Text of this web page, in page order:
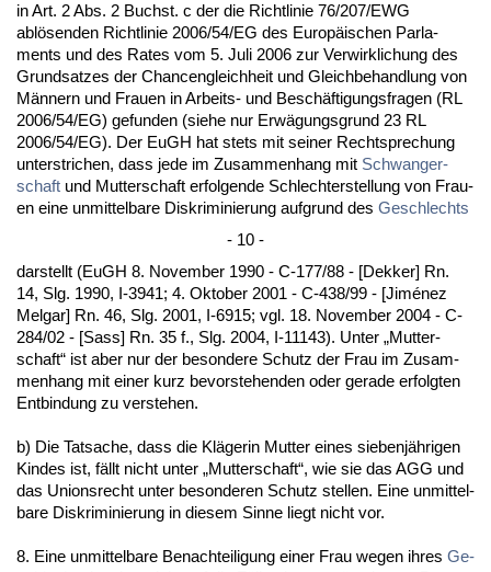
in Art. 2 Abs. 2 Buchst. c der die Richt­li­nie 76/207/EWG
ablösen­den Richt­li­nie 2006/54/EG des Eu­ropäischen Par­la­
ments und des Ra­tes vom 5. Ju­li 2006 zur Ver­wirk­li­chung des
Grund­sat­zes der Chan­cen­gleich­heit und Gleich­be­hand­lung von
Männern und Frau­en in Ar­beits- und Beschäfti­gungs­fra­gen (RL
2006/54/EG) ge­fun­den (sie­he nur Erwägungs­grund 23 RL
2006/54/EG). Der EuGH hat stets mit sei­ner Recht­spre­chung
un­ter­stri­chen, dass je­de im Zu­sam­men­hang mit Schwan­ger­
schaft und Mut­ter­schaft er­fol­gen­de Schlech­ter­stel­lung von Frau­
en ei­ne un­mit­tel­ba­re Dis­kri­mi­nie­rung auf­grund des Ge­schlechts
- 10 -
dar­stellt (EuGH 8. No­vem­ber 1990 - C-177/88 - [Dek­ker] Rn.
14, Slg. 1990, I-3941; 4. Ok­to­ber 2001 - C-438/99 - [Jiménez
Mel­gar] Rn. 46, Slg. 2001, I-6915; vgl. 18. No­vem­ber 2004 - C-
284/02 - [Sass] Rn. 35 f., Slg. 2004, I-11143). Un­ter „Mut­ter­
schaft“ ist aber nur der be­son­de­re Schutz der Frau im Zu­sam­
men­hang mit ei­ner kurz be­vor­ste­hen­den oder ge­ra­de er­folg­ten
Ent­bin­dung zu ver­ste­hen.
b) Die Tat­sa­che, dass die Kläge­rin Mut­ter ei­nes sie­benjähri­gen
Kin­des ist, fällt nicht un­ter „Mut­ter­schaft“, wie sie das AGG und
das Uni­ons­recht un­ter be­son­de­ren Schutz stel­len. Ei­ne un­mit­tel­
ba­re Dis­kri­mi­nie­rung in die­sem Sin­ne liegt nicht vor.
8. Ei­ne un­mit­tel­ba­re Be­nach­tei­li­gung ei­ner Frau we­gen ih­res Ge­